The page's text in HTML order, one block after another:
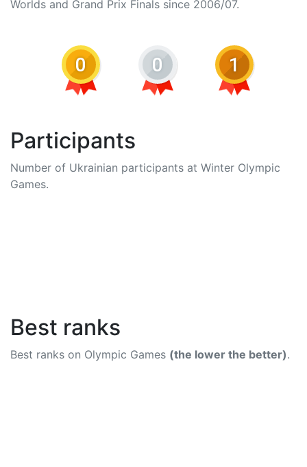
Worlds and Grand Prix Finals since 2006/07.
0 0 1
Participants
Number of Ukrainian participants at Winter Olympic
Games.
Best ranks
Best ranks on Olympic Games (the lower the better).